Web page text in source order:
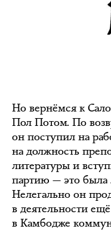
Но вернёмся к
Пол Потом. По
он поступил на
на должность
литературы и
партию — это была
Нелегально он
в деятельности
в Камбодже